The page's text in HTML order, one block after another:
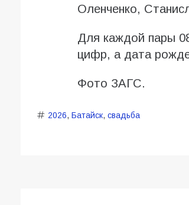
Оленченко,
Для каждой пары
цифр, а дата
Фото ЗАГС.
2026, Батайск, свадьба